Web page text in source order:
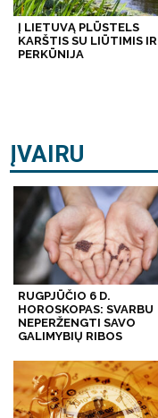
Į LIETUVĄ PLŪSTELS
KARŠTIS SU LIŪTIMIS IR
PERKŪNIJA
ĮVAIRU
RUGPJŪČIO 6 D.
HOROSKOPAS: SVARBU
NEPERŽENGTI SAVO
GALIMYBIŲ RIBOS